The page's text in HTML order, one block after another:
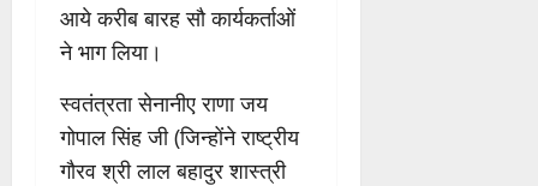
आये करीब बारह सौ कार्यकर्ताओं
ने भाग लिया।
स्वतंत्रता सेनानीए राणा जय
गोपाल सिंह जी (जिन्होंने राष्ट्रीय
गौरव श्री लाल बहादुर शास्त्री